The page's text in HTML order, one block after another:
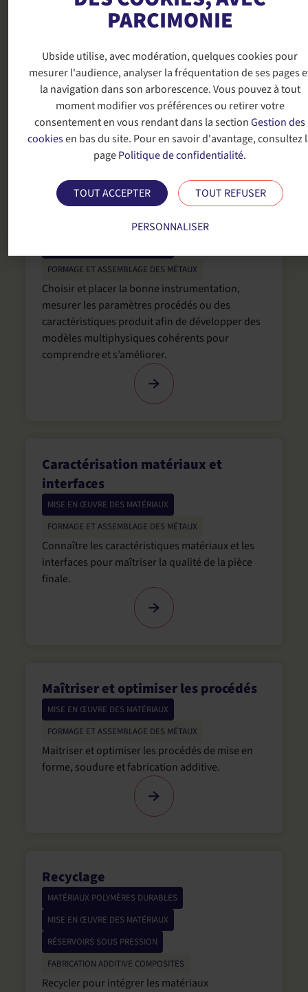
RÉSERVOIRS SOUS PRESSION
Développer vos produits de demain en
maitrisant ses impacts sur l’environnement dès
la conception.
Modélisation multiphysique et
instrumentation des procédés
FORMAGE ET ASSEMBLAGE DES MÉTAUX
Choisir et placer la bonne instrumentation,
mesurer les paramètres procédés ou des
caractéristiques produit afin de développer des
modèles multiphysiques cohérents pour
comprendre et s’améliorer.
Caractérisation matériaux et
interfaces
MISE EN ŒUVRE DES MATÉRIAUX
FORMAGE ET ASSEMBLAGE DES MÉTAUX
Connaître les caractéristiques matériaux et les
interfaces pour maîtriser la qualité de la pièce
finale.
Maîtriser et optimiser les procédés
MISE EN ŒUVRE DES MATÉRIAUX
FORMAGE ET ASSEMBLAGE DES MÉTAUX
Maitriser et optimiser les procédés de mise en
forme, soudure et fabrication additive.
Recyclage
MATÉRIAUX POLYMÈRES DURABLES
MISE EN ŒUVRE DES MATÉRIAUX
RÉSERVOIRS SOUS PRESSION
FABRICATION ADDITIVE COMPOSITES
Recycler pour intégrer les matériaux
PARCIMONIE
Ubsideutilise, avec modération, quelques cookies pour
mesurer l'audience, analyser la fréquentation de ses pages
la navigation dans son arborescence. Vous pouvez à tout
moment modifier vos préférences ou retirer votre
consentement en vous rendant dans la sectionGestion des
cookiesen bas du site. Pour en savoir d'avantage, consultez
pagePolitique de confidentialité.
TOUT ACCEPTER TOUT REFUSER
PERSONNALISER